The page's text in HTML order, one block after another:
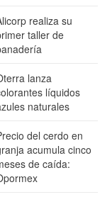
realiza su
taller de
lanza
líquidos
naturales
del cerdo en
acumula cinco
de caída: